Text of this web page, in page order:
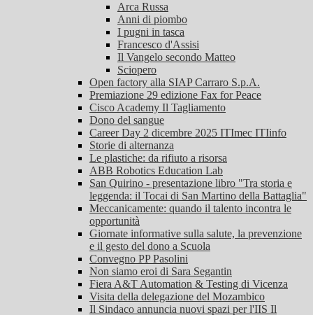
Arca Russa
Anni di piombo
I pugni in tasca
Francesco d'Assisi
Il Vangelo secondo Matteo
Sciopero
Open factory alla SIAP Carraro S.p.A.
Premiazione 29 edizione Fax for Peace
Cisco Academy Il Tagliamento
Dono del sangue
Career Day 2 dicembre 2025 ITImec ITIinfo
Storie di alternanza
Le plastiche: da rifiuto a risorsa
ABB Robotics Education Lab
San Quirino - presentazione libro "Tra storia e
leggenda: il Tocai di San Martino della Battaglia"
Meccanicamente: quando il talento incontra le
opportunità
Giornate informative sulla salute, la prevenzione
e il gesto del dono a Scuola
Convegno PP Pasolini
Non siamo eroi di Sara Segantin
Fiera A&T Automation & Testing di Vicenza
Visita della delegazione del Mozambico
Il Sindaco annuncia nuovi spazi per l'IIS Il